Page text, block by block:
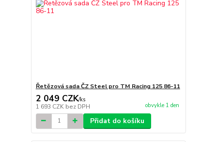
Řetězová sada ČZ Steel pro TM Racing 125 86-11
2 049 CZK/ks
1 693 CZK bez DPH obvykle 1 den
Přidat do košíku